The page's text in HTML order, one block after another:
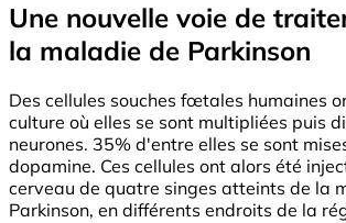
Une nouvelle voie de
la maladie de Parkinson
Des cellules souches fœtales humaines
culture où elles se sont multipliées puis
neurones. 35% d'entre elles se sont
dopamine. Ces cellules ont alors été
cerveau de quatre singes atteints de la
Parkinson, en différents endroits de la